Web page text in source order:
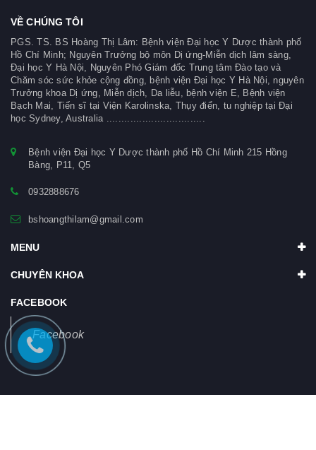
VỀ CHÚNG TÔI
PGS. TS. BS Hoàng Thị Lâm: Bệnh viện Đại học Y Dược thành phố
Hồ Chí Minh; Nguyên Trưởng bộ môn Dị ứng-Miễn dịch lâm sàng,
Đại học Y Hà Nội, Nguyên Phó Giám đốc Trung tâm Đào tạo và
Chăm sóc sức khỏe cộng đồng, bệnh viện Đại học Y Hà Nội, nguyên
Trưởng khoa Dị ứng, Miễn dịch, Da liễu, bệnh viện E, Bệnh viện
Bạch Mai, Tiến sĩ tại Viện Karolinska, Thụy điển, tu nghiệp tại Đại
học Sydney, Australia .................................
Bệnh viện Đại học Y Dược thành phố Hồ Chí Minh 215 Hồng
Bàng, P11, Q5
0932888676
bshoangthilam@gmail.com
MENU
CHUYÊN KHOA
FACEBOOK
Facebook